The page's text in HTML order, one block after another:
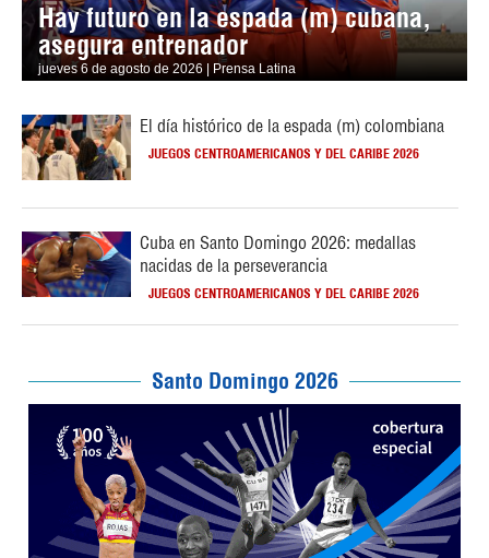
Hay futuro en la espada (m) cubana,
asegura entrenador
jueves 6 de agosto de 2026 | Prensa Latina
El día histórico de la espada (m) colombiana
JUEGOS CENTROAMERICANOS Y DEL CARIBE 2026
Cuba en Santo Domingo 2026: medallas
nacidas de la perseverancia
JUEGOS CENTROAMERICANOS Y DEL CARIBE 2026
Santo Domingo 2026